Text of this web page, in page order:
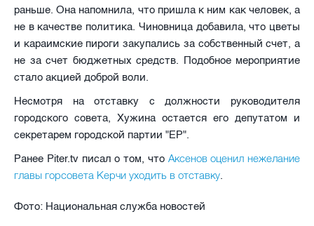
раньше. Она напомнила, что пришла к ним как человек, а
не в качестве политика. Чиновница добавила, что цветы
и караимские пироги закупались за собственный счет, а
не за счет бюджетных средств. Подобное мероприятие
стало акцией доброй воли.
Несмотря на отставку с должности руководителя
городского совета, Хужина остается его депутатом и
секретарем городской партии "ЕР".
Ранее Piter.tv писал о том, чтоАксенов оценил нежелание
главы горсовета Керчи уходить в отставку.
Фото: Национальная служба новостей